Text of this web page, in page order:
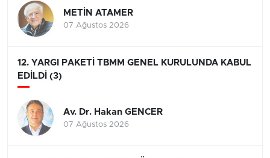
METİN ATAMER
07 Ağustos 2026
12. YARGI PAKETİ TBMM GENEL KURULUNDA KABUL
EDİLDİ (3)
Av. Dr. Hakan GENCER
07 Ağustos 2026